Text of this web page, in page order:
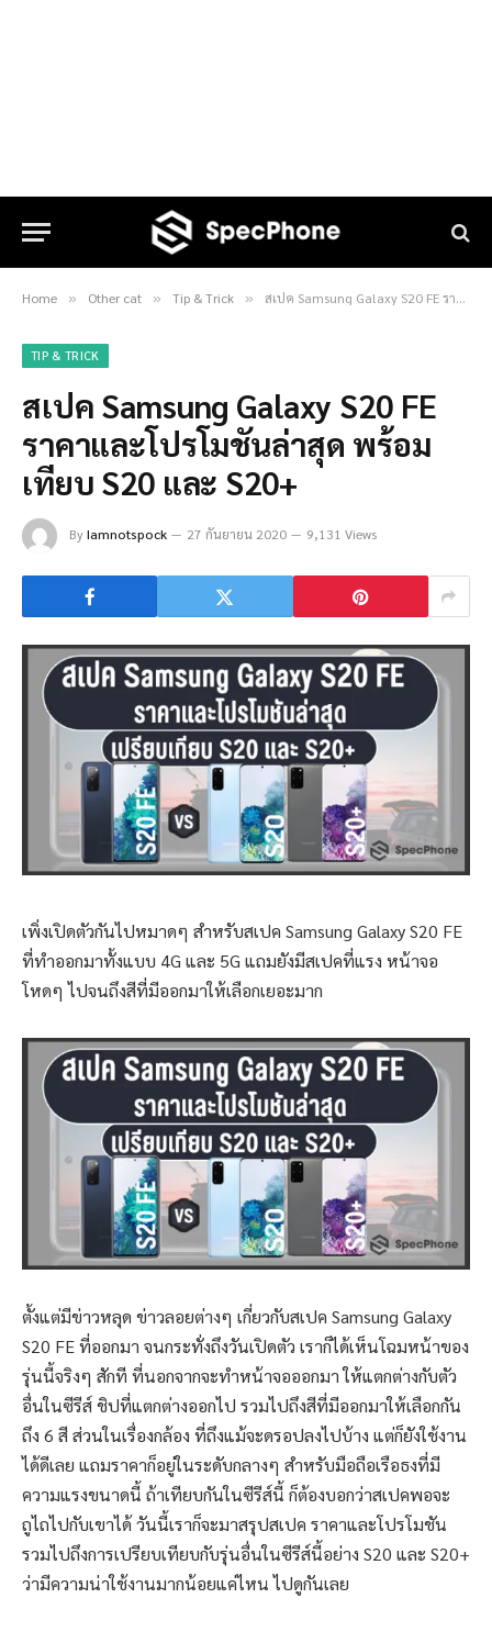
Home » Other cat » Tip & Trick » สเปค Samsung Galaxy S20 FE ราคาและโปรโมชันล่าสุด พร้อมเทียบ S20 และ S20+
TIP & TRICK
สเปค Samsung Galaxy S20 FE
ราคาและโปรโมชันล่าสุด พร้อม
เทียบ S20 และ S20+
ByIamnotspock 27 กันยายน 2020 9,131 Views
เพิ่งเปิดตัวกันไปหมาดๆ สำหรับสเปค Samsung Galaxy S20 FE
ที่ทำออกมาทั้งแบบ 4G และ 5G แถมยังมีสเปคที่แรง หน้าจอ
โหดๆ ไปจนถึงสีที่มีออกมาให้เลือกเยอะมาก
ตั้งแต่มีข่าวหลุด ข่าวลอยต่างๆ เกี่ยวกับสเปค Samsung Galaxy
S20 FE ที่ออกมา จนกระทั่งถึงวันเปิดตัว เราก็ได้เห็นโฉมหน้าของ
รุ่นนี้จริงๆ สักที ที่นอกจากจะทำหน้าจอออกมา ให้แตกต่างกับตัว
อื่นในซีรีส์ ชิปที่แตกต่างออกไป รวมไปถึงสีที่มีออกมาให้เลือกกัน
ถึง 6 สี ส่วนในเรื่องกล้อง ที่ถึงแม้จะดรอปลงไปบ้าง แต่ก็ยังใช้งาน
ได้ดีเลย แถมราคาก็อยู่ในระดับกลางๆ สำหรับมือถือเรือธงที่มี
ความแรงขนาดนี้ ถ้าเทียบกันในซีรีส์นี้ ก็ต้องบอกว่าสเปคพอจะ
ถูไถไปกับเขาได้ วันนี้เราก็จะมาสรุปสเปค ราคาและโปรโมชัน
รวมไปถึงการเปรียบเทียบกับรุ่นอื่นในซีรีส์นี้อย่าง S20 และ S20+
ว่ามีความน่าใช้งานมากน้อยแค่ไหน ไปดูกันเลย